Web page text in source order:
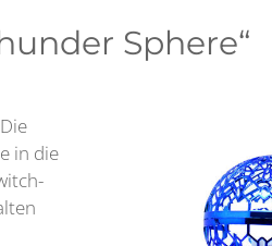
Sphere“
in die